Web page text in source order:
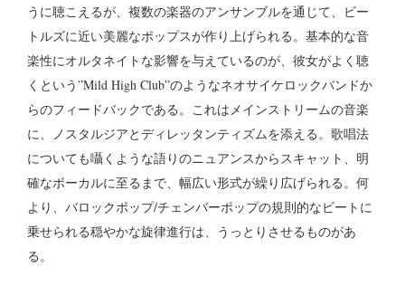
うに聴こえるが、複数の楽器のアンサンブルを通じて、ビー
トルズに近い美麗なポップスが作り上げられる。基本的な音
楽性にオルタネイトな影響を与えているのが、彼女がよく聴
くという”Mild High Club”のようなネオサイケロックバンドか
らのフィードバックである。これはメインストリームの音楽
に、ノスタルジアとディレッタンティズムを添える。歌唱法
についても囁くような語りのニュアンスからスキャット、明
確なボーカルに至るまで、幅広い形式が繰り広げられる。何
より、バロックポップ/チェンバーポップの規則的なビートに
乗せられる穏やかな旋律進行は、うっとりさせるものがあ
る。